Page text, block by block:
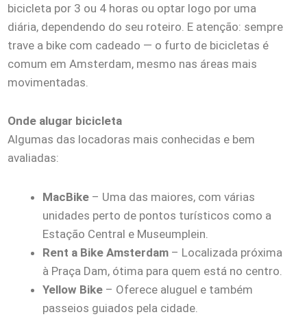
bicicleta por 3 ou 4 horas ou optar logo por uma
diária, dependendo do seu roteiro. E atenção: sempre
trave a bike com cadeado — o furto de bicicletas é
comum em Amsterdam, mesmo nas áreas mais
movimentadas.
Onde alugar bicicleta
Algumas das locadoras mais conhecidas e bem
avaliadas:
MacBike – Uma das maiores, com várias
unidades perto de pontos turísticos como a
Estação Central e Museumplein.
Rent a Bike Amsterdam – Localizada próxima
à Praça Dam, ótima para quem está no centro.
Yellow Bike – Oferece aluguel e também
passeios guiados pela cidade.